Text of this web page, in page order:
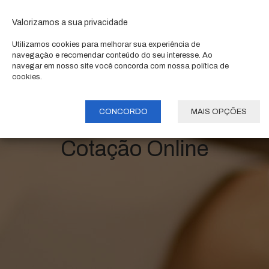
Cotação Online
Valorizamos a sua privacidade
Utilizamos cookies para melhorar sua experiência de
navegaçào e recomendar conteúdo do seu interesse. Ao
navegar em nosso site você concorda com nossa política de
cookies.
CONCORDO MAIS OPÇÕES